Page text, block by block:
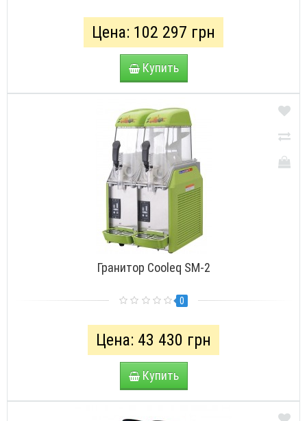
Цена: 102 297 грн
Купить
Гранитор Cooleq SM-2
0
Цена: 43 430 грн
Купить